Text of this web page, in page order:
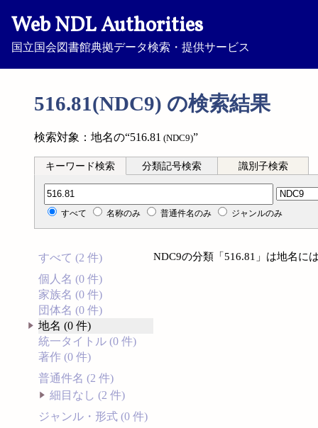
Web NDL Authorities
国立国会図書館典拠データ検索・提供サービス
516.81(NDC9) の検索結果
検索対象：地名の“516.81 (NDC9)”
キーワード検索 分類記号検索 識別子検索
分類記号検索
すべて 名称のみ 普通件名のみ ジャンルのみ
すべて (2 件)
個人名 (0 件)
家族名 (0 件)
団体名 (0 件)
地名 (0 件)
統一タイトル (0 件)
著作 (0 件)
普通件名 (2 件)
細目なし (2 件)
ジャンル・形式 (0 件)
NDC9の分類「516.81」は地名に